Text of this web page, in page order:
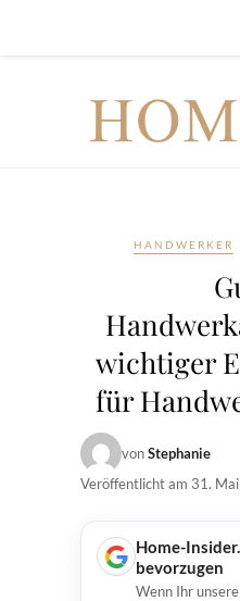
HANDWERKER
wichtiger
für
vonStephanie
Veröffentlicht am 31.
Home-
bevorzugen
Wenn Ihr